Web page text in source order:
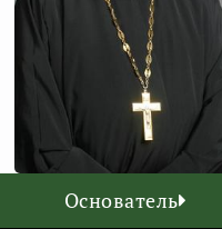
Основатель